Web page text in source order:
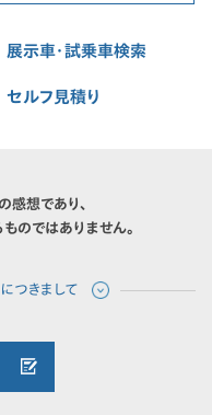
展示車・試乗車検索
セルフ見積り
感想であり、
のではありません。